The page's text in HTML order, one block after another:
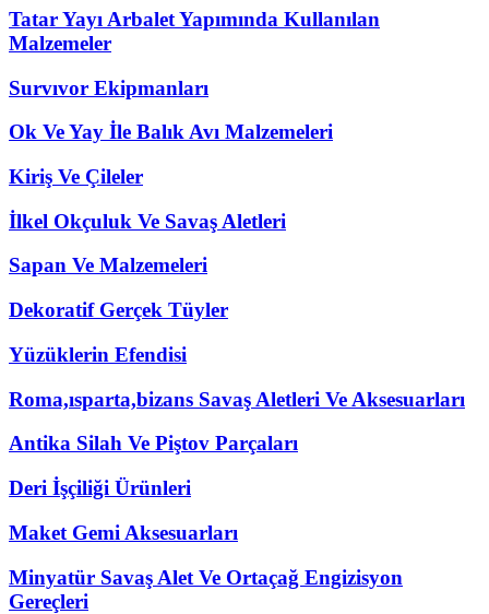
Tatar Yayı Arbalet Yapımında Kullanılan
Malzemeler
Survıvor Ekipmanları
Ok Ve Yay İle Balık Avı Malzemeleri
Kiriş Ve Çileler
İlkel Okçuluk Ve Savaş Aletleri
Sapan Ve Malzemeleri
Dekoratif Gerçek Tüyler
Yüzüklerin Efendisi
Roma,ısparta,bizans Savaş Aletleri Ve Aksesuarları
Antika Silah Ve Piştov Parçaları
Deri İşçiliği Ürünleri
Maket Gemi Aksesuarları
Minyatür Savaş Alet Ve Ortaçağ Engizisyon
Gereçleri